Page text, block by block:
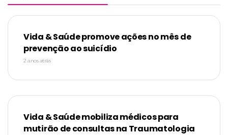
Vida & Saúde promove ações no mês de
prevenção ao suicídio
2 anos atrás
Vida & Saúde mobiliza médicos para
mutirão de consultas na Traumatologia